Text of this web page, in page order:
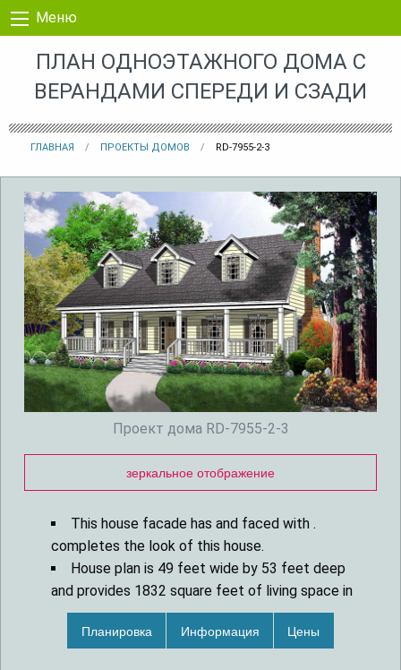
Перейти к контенту
Меню
ПЛАН ОДНОЭТАЖНОГО ДОМА С
ВЕРАНДАМИ СПЕРЕДИ И СЗАДИ
ГЛАВНАЯ ПРОЕКТЫ ДОМОВ RD-7955-2-3
Проект дома RD-7955-2-3
зеркальное отображение
This house facade has and faced with .
completes the look of this house.
House plan is 49 feet wide by 53 feet deep
and provides 1832 square feet of living space in
addition to a two-car garage
Space includes Foyer, with a walk-in closet, a
Планировка Информация Цены